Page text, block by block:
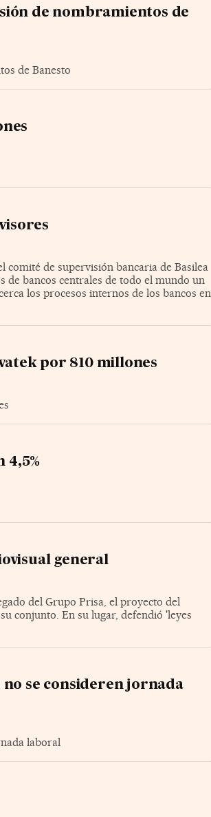
de nombramientos de
de Banesto
comité de supervisión bancaria de Basilea
de bancos centrales de todo el mundo un
los procesos internos de los bancos en
por 810 millones
4,5%
general
del Grupo Prisa, el proyecto del
conjunto. En su lugar, defendió 'leyes
se consideren jornada
laboral